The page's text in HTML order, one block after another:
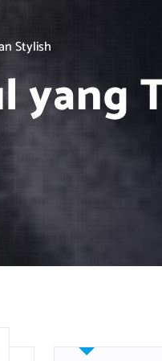
Stylish
yang